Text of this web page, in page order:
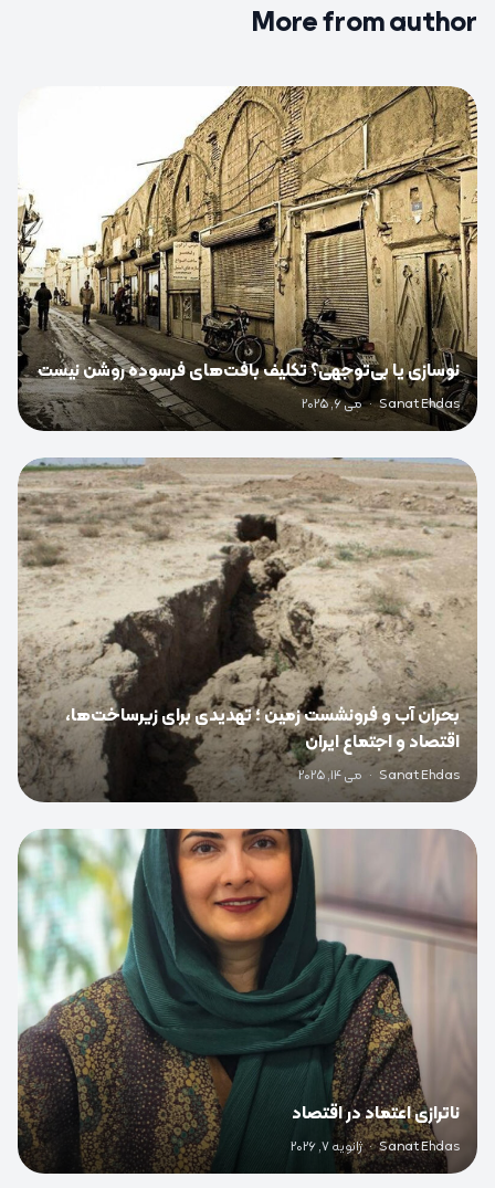
More from author
0
نوسازی یا بی‌توجهی؟ تکلیف بافت‌های فرسوده روشن نیست
Sanat Ehdas
· می 6, 2025
0
بحران آب و فرونشست زمین ؛ تهدیدی برای زیرساخت‌ها،
اقتصاد و اجتماع ایران
Sanat Ehdas
· می 14, 2025
ناترازی اعتماد در اقتصاد
Sanat Ehdas
· ژانویه 7, 2026